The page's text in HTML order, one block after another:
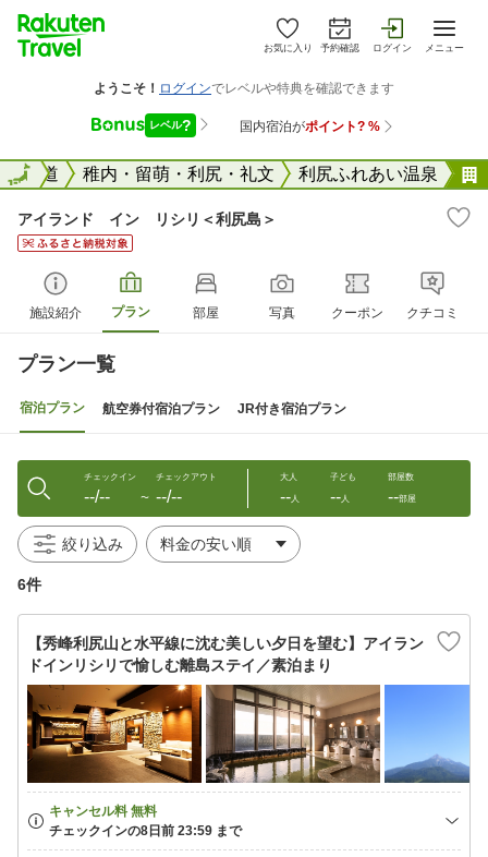
お気に入り 予約確認 ログイン メニュー
北海道 稚内・留萌・利尻・礼文 利尻ふれあい温泉
全国
アイランド イン リシリ＜利尻島＞
施設紹介 プラン 部屋 写真 クーポン クチコミ
プラン一覧
宿泊プラン 航空券付宿泊プラン JR付き宿泊プラン
チェックイン
--/-- 〜
チェックアウト
--/--
大人
--人
子ども
--人
部屋数
--部屋
絞り込み
6件
【秀峰利尻山と水平線に沈む美しい夕日を望む】アイラン
ドインリシリで愉しむ離島ステイ／素泊まり